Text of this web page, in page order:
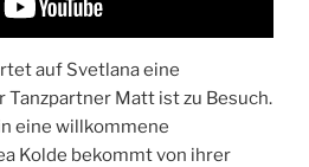
auf Svetlana eine
Tanzpartner Matt ist zu Besuch.
eine willkommene
Kolde bekommt von ihrer